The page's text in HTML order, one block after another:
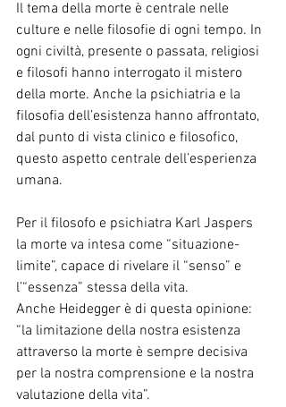
Il tema della morte è centrale nelle
culture e nelle filosofie di ogni tempo. In
ogni civiltà, presente o passata, religiosi
e filosofi hanno interrogato il mistero
della morte. Anche la psichiatria e la
filosofia dell’esistenza hanno affrontato,
dal punto di vista clinico e filosofico,
questo aspetto centrale dell’esperienza
umana.
Per il filosofo e psichiatra Karl Jaspers
la morte va intesa come “situazione-
limite”, capace di rivelare il “senso” e
l’“essenza” stessa della vita.
Anche Heidegger è di questa opinione:
“la limitazione della nostra esistenza
attraverso la morte è sempre decisiva
per la nostra comprensione e la nostra
valutazione della vita”.